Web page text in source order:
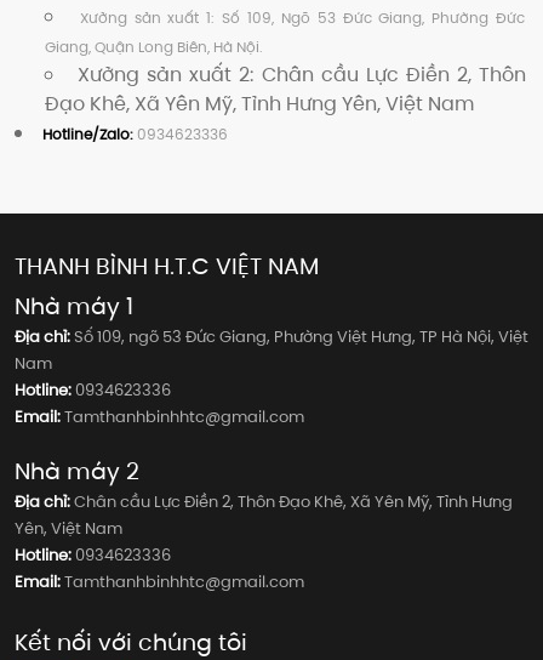
Xưởng sản xuất 1: Số 109, Ngõ 53 Đức Giang, Phường Đức
Giang, Quận Long Biên, Hà Nội.
Xưởng sản xuất 2: Chân cầu Lực Điền 2, Thôn
Đạo Khê, Xã Yên Mỹ, Tỉnh Hưng Yên, Việt Nam
Hotline/Zalo: 0934623336
THANH BÌNH H.T.C VIỆT NAM
Nhà máy 1
Địa chỉ:Số 109, ngõ 53 Đức Giang, Phường Việt Hưng, TP Hà Nội, Việt
Nam
Hotline:0934623336
Email:Tamthanhbinhhtc@gmail.com
Nhà máy 2
Địa chỉ:Chân cầu Lực Điền 2, Thôn Đạo Khê, Xã Yên Mỹ, Tỉnh Hưng
Yên, Việt Nam
Hotline:0934623336
Email:Tamthanhbinhhtc@gmail.com
Kết nối với chúng tôi